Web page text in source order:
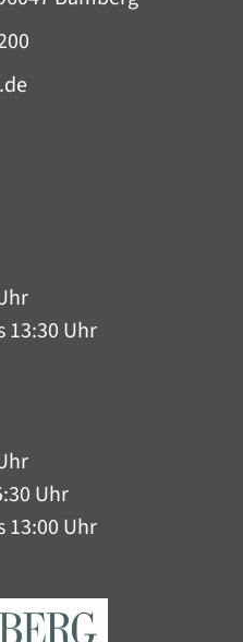
13:30 Uhr
Uhr
13:00 Uhr